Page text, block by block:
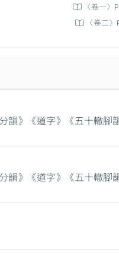
〈卷一〉
〈卷二〉
韻》《道字》《五十轍腳
韻》《道字》《五十轍腳